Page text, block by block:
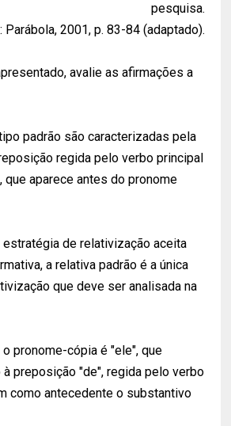
pesquisa.
Parábola, 2001, p. 83-84 (adaptado).
avalie as afirmações a
padrão são caracterizadas pela
regida pelo verbo principal
que aparece antes do pronome
estratégia de relativização aceita
a relativa padrão é a única
que deve ser analisada na
pronome-cópia é "ele", que
à preposição "de", regida pelo verbo
como antecedente o substantivo